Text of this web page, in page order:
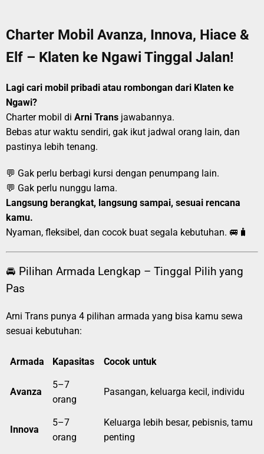
Charter Mobil Avanza, Innova, Hiace &
Elf – Klaten ke Ngawi Tinggal Jalan!
Lagi cari mobil pribadi atau rombongan dari Klaten ke
Ngawi?
Charter mobil di Arni Trans jawabannya.
Bebas atur waktu sendiri, gak ikut jadwal orang lain, dan
pastinya lebih tenang.
💬 Gak perlu berbagi kursi dengan penumpang lain.
💬 Gak perlu nunggu lama.
Langsung berangkat, langsung sampai, sesuai rencana
kamu.
Nyaman, fleksibel, dan cocok buat segala kebutuhan. 🚐🧳
🚘 Pilihan Armada Lengkap – Tinggal Pilih yang
Pas
Arni Trans punya 4 pilihan armada yang bisa kamu sewa
sesuai kebutuhan:
Armada Kapasitas Cocok untuk
Avanza
5–7
orang
Pasangan, keluarga kecil, individu
Innova
5–7
orang
Keluarga lebih besar, pebisnis, tamu
penting